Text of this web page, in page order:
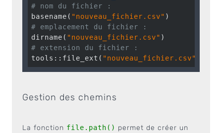
# nom du fichier :
basename( "nouveau_fichier.csv"
# emplacement du fichier :
dirname( "nouveau_fichier.csv"
# extension du fichier :
tools::file_ext( "nouveau_fichier.csv"
Gestion des chemins
La fonction file.path() permet de créer un